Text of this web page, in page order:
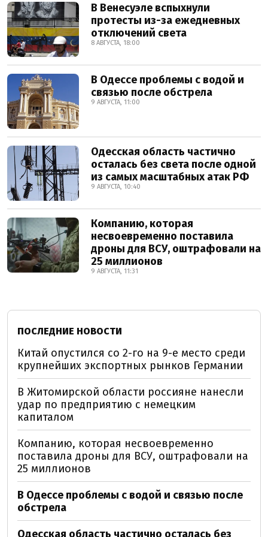
В Венесуэле вспыхнули
протесты из-за ежедневных
отключений света
8 АВГУСТА, 18:00
В Одессе проблемы с водой и
связью после обстрела
9 АВГУСТА, 11:00
Одесская область частично
осталась без света после одной
из самых масштабных атак РФ
9 АВГУСТА, 10:40
Компанию, которая
несвоевременно поставила
дроны для ВСУ, оштрафовали на
25 миллионов
9 АВГУСТА, 11:31
ПОСЛЕДНИЕ НОВОСТИ
Китай опустился со 2-го на 9-е место среди
крупнейших экспортных рынков Германии
В Житомирской области россияне нанесли
удар по предприятию с немецким
капиталом
Компанию, которая несвоевременно
поставила дроны для ВСУ, оштрафовали на
25 миллионов
В Одессе проблемы с водой и связью после
обстрела
Одесская область частично осталась без